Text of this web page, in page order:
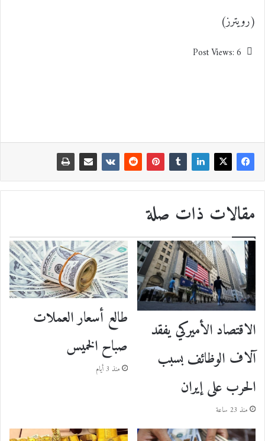
(رويترز)
Post Views:6
مقالات ذات صلة
الاقتصاد الأميركي يفقد
آلاف الوظائف بسبب
الحرب على إيران
منذ 23 ساعة
طالع أسعار العملات
صباح الخميس
منذ 3 أيام